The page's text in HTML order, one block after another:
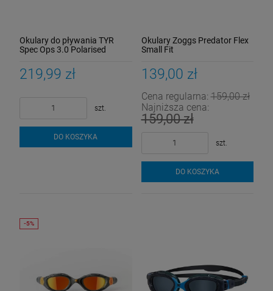
Okulary do pływania TYR
Spec Ops 3.0 Polarised
219,99 zł
szt.
DO KOSZYKA
Okulary Zoggs Predator Flex
Small Fit
139,00 zł
Cena regularna:159,00 zł
Najniższa cena:
159,00 zł
szt.
DO KOSZYKA